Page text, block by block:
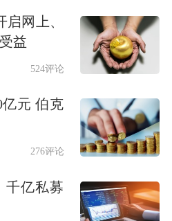
机构The Kobeissi
，韩国杠杆ETF资
至约450亿美元的历
以来累计增长约
韩国自由流通市值
刷新历史纪录，较年
户资金自5月以来持
网上、
益
524评论
元 伯克
276评论
千亿私募